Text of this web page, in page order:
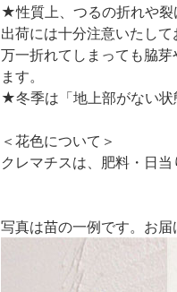
★性質上、つるの折れや裂
出荷には十分注意いたして
万一折れてしまっても脇
ます。
★冬季は「地上部がない状
＜花色について＞
クレマチスは、肥料・日
写真は苗の一例です。お届